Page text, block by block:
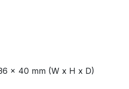
x 40 mm (W x H x D)